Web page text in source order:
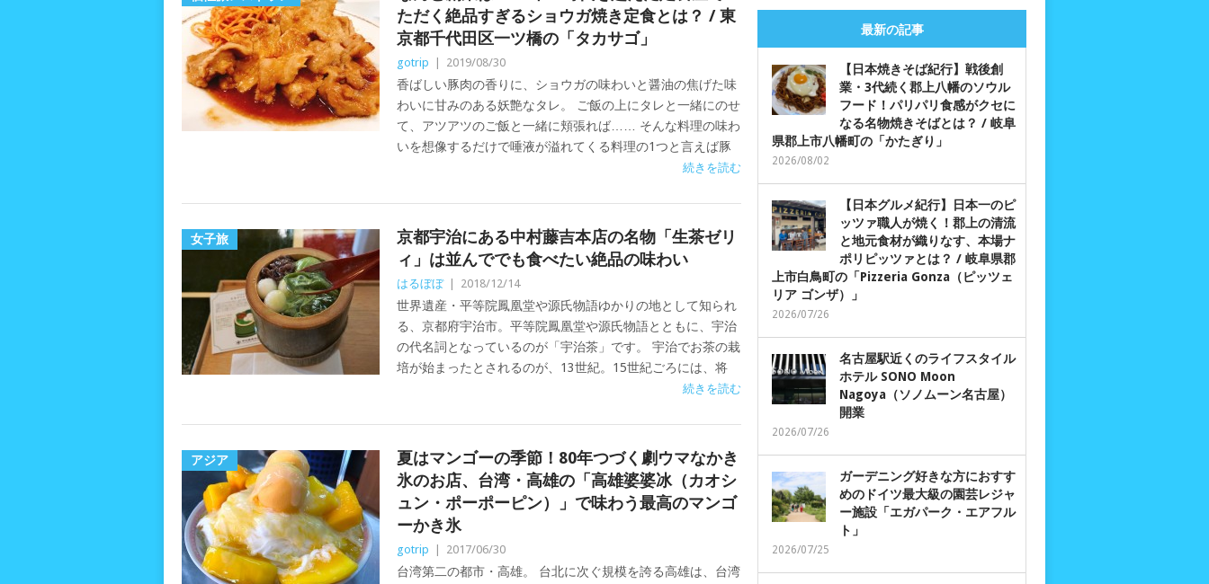
ただく絶品すぎるショウガ焼き定食とは？ / 東
京都千代田区一ツ橋の「タカサゴ」
gotrip 2019/08/30
香ばしい豚肉の香りに、ショウガの味わいと醤油の焦げた味
わいに甘みのある妖艶なタレ。 ご飯の上にタレと一緒にのせ
て、アツアツのご飯と一緒に頬張れば…… そんな料理の味わ
いを想像するだけで唾液が溢れてくる料理の1つと言えば豚
続きを読む
女子旅
京都宇治にある中村藤吉本店の名物「生茶ゼリ
ィ」は並んででも食べたい絶品の味わい
はるぼぼ 2018/12/14
世界遺産・平等院鳳凰堂や源氏物語ゆかりの地として知られ
る、京都府宇治市。平等院鳳凰堂や源氏物語とともに、宇治
の代名詞となっているのが「宇治茶」です。 宇治でお茶の栽
培が始まったとされるのが、13世紀。15世紀ごろには、将
続きを読む
アジア
夏はマンゴーの季節！80年つづく劇ウマなかき
氷のお店、台湾・高雄の「高雄婆婆冰（カオシ
ュン・ポーポーピン）」で味わう最高のマンゴ
ーかき氷
gotrip 2017/06/30
台湾第二の都市・高雄。 台北に次ぐ規模を誇る高雄は、台湾
最新の記事
【日本焼きそば紀行】戦後創
業・3代続く郡上八幡のソウル
フード！パリパリ食感がクセに
なる名物焼きそばとは？ / 岐阜
県郡上市八幡町の「かたぎり」
2026/08/02
【日本グルメ紀行】日本一のピ
ッツァ職人が焼く！郡上の清流
と地元食材が織りなす、本場ナ
ポリピッツァとは？ / 岐阜県郡
上市白鳥町の「Pizzeria Gonza（ピッツェ
リア ゴンザ）」
2026/07/26
名古屋駅近くのライフスタイル
ホテル SONO Moon
Nagoya（ソノムーン名古屋）
開業
2026/07/26
ガーデニング好きな方におすす
めのドイツ最大級の園芸レジャ
ー施設「エガパーク・エアフル
ト」
2026/07/25